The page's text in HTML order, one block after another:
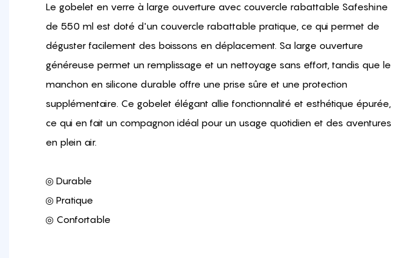
Le gobelet en verre à large ouverture avec couvercle rabattable Safeshine
de 550 ml est doté d'un couvercle rabattable pratique, ce qui permet de
déguster facilement des boissons en déplacement. Sa large ouverture
généreuse permet un remplissage et un nettoyage sans effort, tandis que le
manchon en silicone durable offre une prise sûre et une protection
supplémentaire. Ce gobelet élégant allie fonctionnalité et esthétique épurée,
ce qui en fait un compagnon idéal pour un usage quotidien et des aventures
en plein air.
◎ Durable
◎ Pratique
◎ Confortable